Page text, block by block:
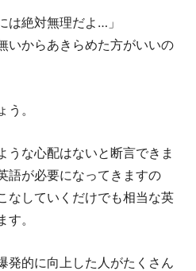
は絶対無理だよ…」
いからあきらめた方がいいの
。
うな心配はないと断言できま
語が必要になってきますの
なしていくだけでも相当な英
。
発的に向上した人がたくさん